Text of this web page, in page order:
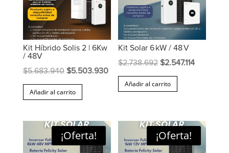
Kit Híbrido Solis 2 | 6Kw
/ 48V
$5.683.940 El
precio
original
$5.683.940.
$5.503.930El
precio
$5.503.930.
Añadir al carrito
Kit Solar 6 kW / 48 V
$2.738.692 El
precio
original
$2.547.114El
Añadir al carrito
¡Oferta! ¡Oferta!